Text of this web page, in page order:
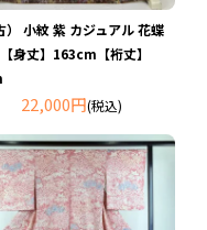
） 小紋 紫 カジュアル 花蝶
身丈】163cm【裄丈】
22,000円(税込)